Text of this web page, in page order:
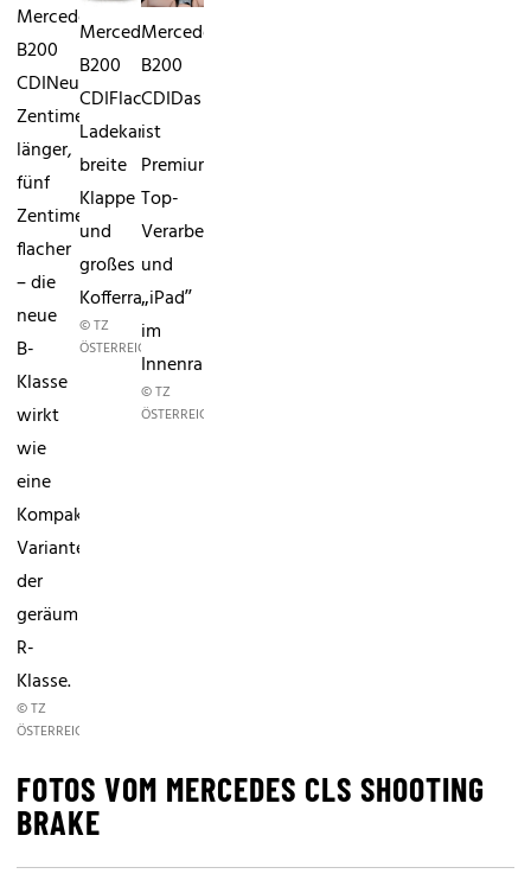
Mercedes
B200
CDINeun
Zentimeter
länger,
fünf
Zentimeter
flacher
– die
neue
B-
Klasse
wirkt
wie
eine
Kompakt-
Variante
der
geräumigen
R-
Klasse.
© TZ
ÖSTERREICH/(GRG)
Mercedes
B200
CDIFlache
Ladekante,
breite
Klappe
und
großes
Kofferraumvolumen.
© TZ
ÖSTERREICH/(GRG)
Mercedes
B200
CDIDas
ist
Premium:
Top-
Verarbeitung
und
„iPad”
im
Innenraum.
© TZ
ÖSTERREICH/(GRG)
FOTOS VOM MERCEDES CLS SHOOTING
BRAKE